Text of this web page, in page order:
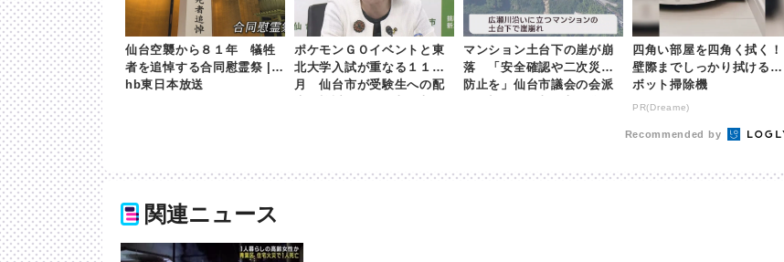
仙台空襲から８１年 犠牲
者を追悼する合同慰霊祭 | k
hb東日本放送
ポケモンＧＯイベントと東
北大学入試が重なる１１
月 仙台市が受験生への配
マンション土台下の崖が崩
落 「安全確認や二次災害
防止を」仙台市議会の会派
四角い部屋を四角く拭く！
壁際までしっかり拭けるロ
ボット掃除機
PR(Dreame)
Recommended by
関連ニュース